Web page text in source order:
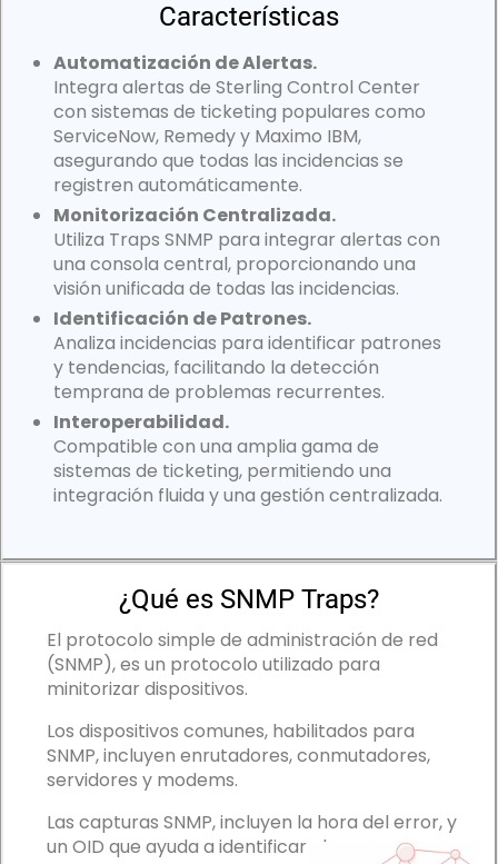
Características
Automatización de Alertas.
Integra alertas de Sterling Control Center
con sistemas de ticketing populares como
ServiceNow, Remedy y Maximo IBM,
asegurando que todas las incidencias se
registren automáticamente.
Monitorización Centralizada.
Utiliza Traps SNMP para integrar alertas con
una consola central, proporcionando una
visión unificada de todas las incidencias.
Identificación de Patrones.
Analiza incidencias para identificar patrones
y tendencias, facilitando la detección
temprana de problemas recurrentes.
Interoperabilidad.
Compatible con una amplia gama de
sistemas de ticketing, permitiendo una
integración fluida y una gestión centralizada.
¿Qué es SNMP Traps?
El protocolo simple de administración de red
(SNMP), es un protocolo utilizado para
minitorizar dispositivos.
Los dispositivos comunes, habilitados para
SNMP, incluyen enrutadores, conmutadores,
servidores y modems.
Las capturas SNMP, incluyen la hora del error, y
un OID que ayuda a identificar el error.